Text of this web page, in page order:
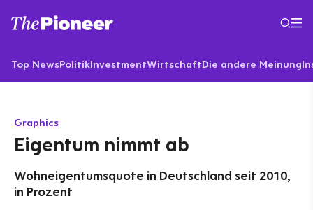
Top NewsPolitikInvestmentWirtschaftDie andere Meinung
Graphics
Eigentum nimmt ab
Wohneigentumsquote in Deutschland seit 2010,
in Prozent